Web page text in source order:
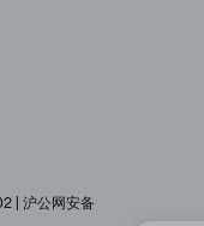
| 沪公网安备